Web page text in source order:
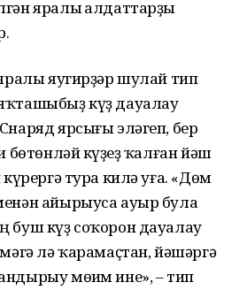
яралы һалдаттарҙы
яугирҙәр шулай тип
күҙ дауалау
ярсығы эләгеп, бер
бөтөнләй күҙһеҙ ҡалған йәш
күрергә тура килә уға. «Дөм
айырыуса ауыр була
буш күҙ соҡорон дауалау
лә ҡарамаҫтан, йәшәргә
мөһим ине», – тип